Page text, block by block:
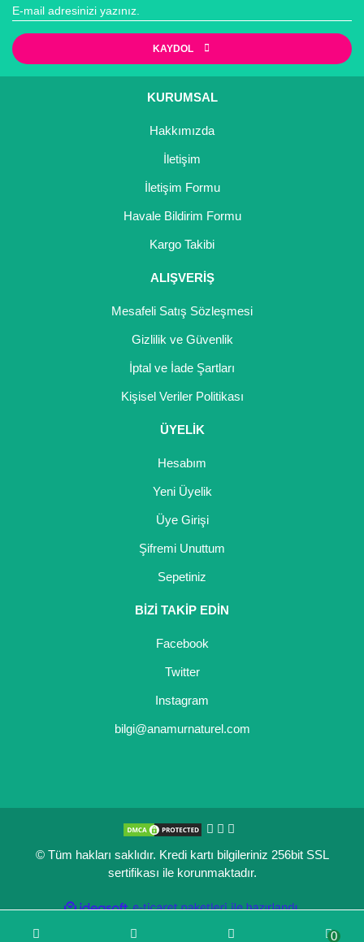
0
KAYDOL
KURUMSAL
Hakkımızda
İletişim
İletişim Formu
Havale Bildirim Formu
Kargo Takibi
ALIŞVERİŞ
Mesafeli Satış Sözleşmesi
Gizlilik ve Güvenlik
İptal ve İade Şartları
Kişisel Veriler Politikası
ÜYELİK
Hesabım
Yeni Üyelik
Üye Girişi
Şifremi Unuttum
Sepetiniz
BİZİ TAKİP EDİN
Facebook
Twitter
Instagram
bilgi@anamurnaturel.com
© Tüm hakları saklıdır. Kredi kartı bilgileriniz 256bit SSL
sertifikası ile korunmaktadır.
ideasoft
e-
ile